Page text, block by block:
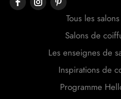
Tous les
Salons de
Les enseignes de
Inspirations de
Programme